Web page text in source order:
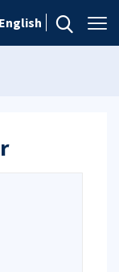
English